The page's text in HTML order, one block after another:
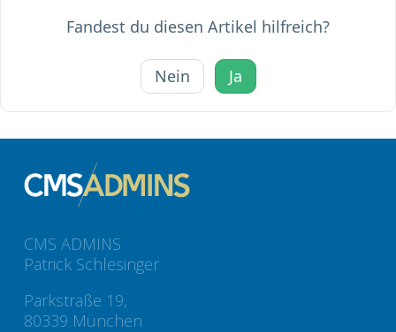
Fandest du diesen Artikel hilfreich?
Nein Ja
CMS ADMINS
Patrick Schlesinger
Parkstraße 19,
80339 München